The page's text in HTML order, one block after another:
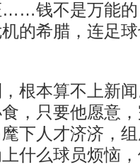
……钱不是万能的
的希腊，连足
本算不上新闻
，只要他愿意
下人才济济，
什么球员烦恼